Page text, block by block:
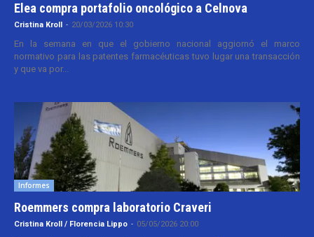
Elea compra portafolio oncológico a Celnova
Cristina Kroll - 20/03/2026 10:30
En la semana en que el gobierno nacional aggiornó el marco
normativo para las patentes farmacéuticas tuvo lugar una transacción
y que va por...
Informes
Roemmers compra laboratorio Craveri
Cristina Kroll / Florencia Lippo - 05/05/2026 20:00